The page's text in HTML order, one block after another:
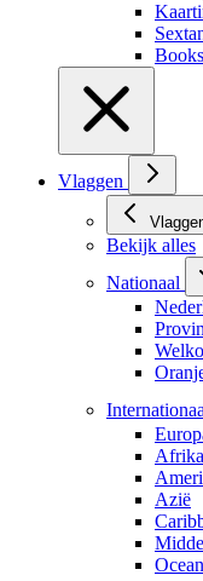
Vlaggen
Bekijk alles
Nationaal
Afrika
Azië